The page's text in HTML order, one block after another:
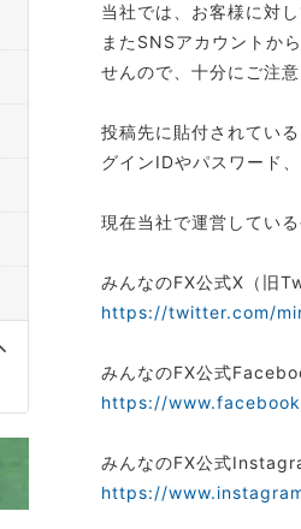
当社では、お客様に対
またSNSアカウントか
せんので、十分にご注
投稿先に貼付されてい
グインIDやパスワード
現在当社で運営してい
みんなのFX公式X（旧
https://twitter.com/
みんなのFX公式
https://
みんなのFX公式
https://